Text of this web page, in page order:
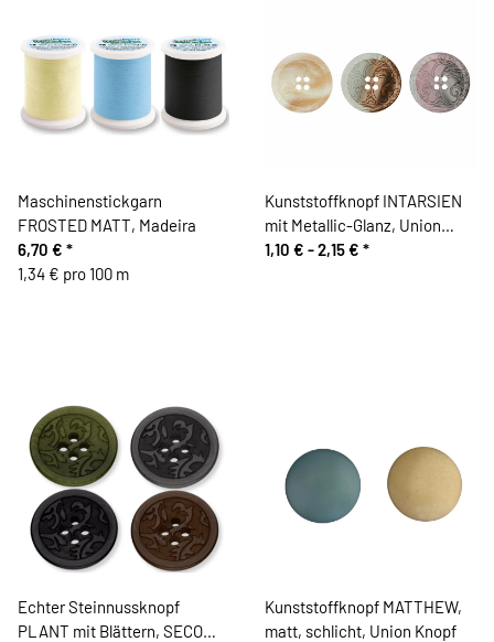
Maschinenstickgarn
FROSTED MATT, Madeira
6,70 € *
1,34 € pro 100 m
Kunststoffknopf INTARSIEN
mit Metallic-Glanz, Union
Knopf
1,10 € -2,15 € *
Echter Steinnussknopf
PLANT mit Blättern, SECO
Kunststoffknopf MATTHEW,
matt, schlicht, Union Knopf